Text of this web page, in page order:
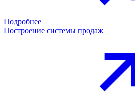
Подробнее
Построение системы продаж